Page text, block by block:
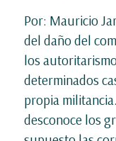
Por: Mauricio
del daño del
los
determinados
propia
desconoce los